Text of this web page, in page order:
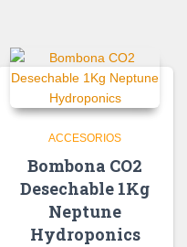
ACCESORIOS
Bombona CO2
Desechable 1Kg
Neptune
Hydroponics